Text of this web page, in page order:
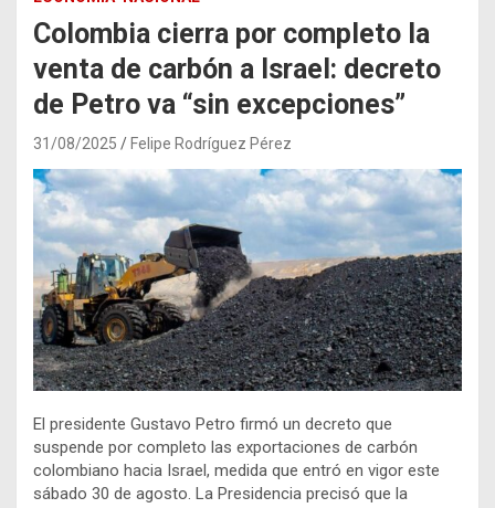
Colombia cierra por completo la
venta de carbón a Israel: decreto
de Petro va “sin excepciones”
31/08/2025 Felipe Rodríguez Pérez
El presidente Gustavo Petro firmó un decreto que
suspende por completo las exportaciones de carbón
colombiano hacia Israel, medida que entró en vigor este
sábado 30 de agosto. La Presidencia precisó que la